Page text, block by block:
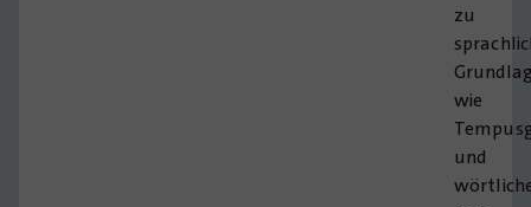
zu
wie
und